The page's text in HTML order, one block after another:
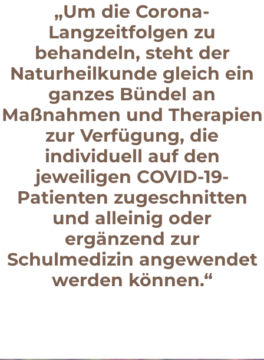
„Um die Corona-
Langzeitfolgen zu
behandeln, steht der
Naturheilkunde gleich ein
ganzes Bündel an
Maßnahmen und Therapien
zur Verfügung, die
individuell auf den
jeweiligen COVID-19-
Patienten zugeschnitten
und alleinig oder
ergänzend zur
Schulmedizin angewendet
werden können.“